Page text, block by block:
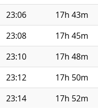
23:06
17h 43m
23:08
17h 45m
23:10
17h 48m
23:12
17h 50m
23:14
17h 52m